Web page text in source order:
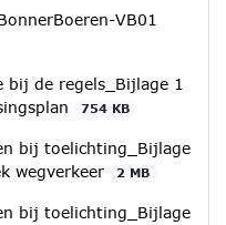
VB01
bij de regels_Bijlage 1
754 KB
bij toelichting_Bijlage
wegverkeer
2 MB
bij toelichting_Bijlage